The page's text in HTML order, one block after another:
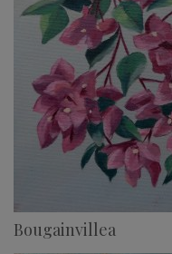
Bougainvillea